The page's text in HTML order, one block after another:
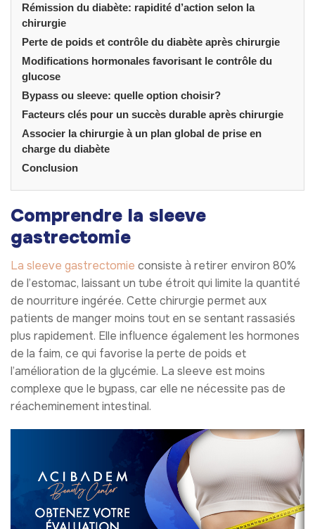
Rémission du diabète: rapidité d’action selon la
chirurgie
Perte de poids et contrôle du diabète après chirurgie
Modifications hormonales favorisant le contrôle du
glucose
Bypass ou sleeve: quelle option choisir?
Facteurs clés pour un succès durable après chirurgie
Associer la chirurgie à un plan global de prise en
charge du diabète
Conclusion
Comprendre la sleeve
gastrectomie
La sleeve gastrectomie consiste à retirer environ 80%
de l’estomac, laissant un tube étroit qui limite la quantité
de nourriture ingérée. Cette chirurgie permet aux
patients de manger moins tout en se sentant rassasiés
plus rapidement. Elle influence également les hormones
de la faim, ce qui favorise la perte de poids et
l’amélioration de la glycémie. La sleeve est moins
complexe que le bypass, car elle ne nécessite pas de
réacheminement intestinal.